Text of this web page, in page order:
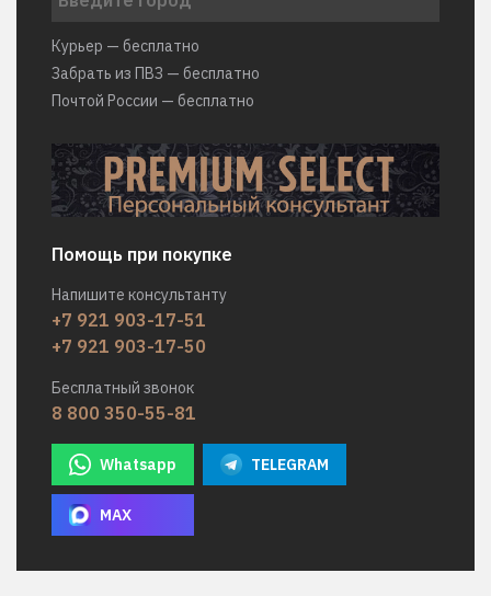
Курьер — бесплатно
Забрать из ПВЗ — бесплатно
Почтой России — бесплатно
Помощь при покупке
Напишите консультанту
+7 921 903-17-51
+7 921 903-17-50
Бесплатный звонок
8 800 350-55-81
Whatsapp TELEGRAM
MAX